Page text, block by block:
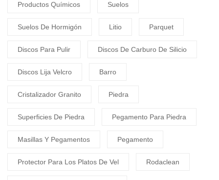
Productos Químicos Suelos
Suelos De Hormigón Litio Parquet
Discos Para Pulir Discos De Carburo De Silicio
Discos Lija Velcro Barro
Cristalizador Granito Piedra
Superficies De Piedra Pegamento Para Piedra
Masillas Y Pegamentos Pegamento
Protector Para Los Platos De Vel Rodaclean